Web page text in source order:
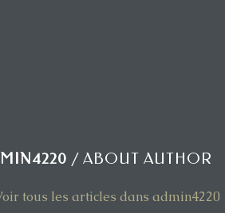
/ ABOUT AUTHOR
tous les articles dans admin4220